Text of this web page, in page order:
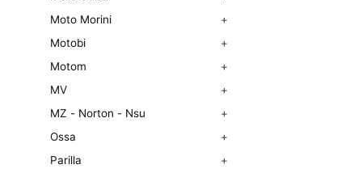
Moto Morini
+
Motobi
+
Motom
+
MV
+
MZ - Norton - Nsu
+
Ossa
+
Parilla
+